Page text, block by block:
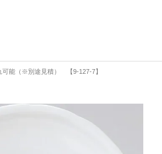
能（※別途見積） 【9-127-7】